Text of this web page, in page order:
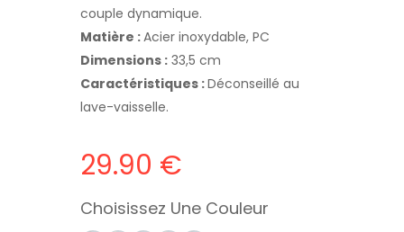
couple dynamique.
Matière :Acier inoxydable, PC
Dimensions : 33,5 cm
Caractéristiques :Déconseillé au
lave-vaisselle.
29.90 €
Choisissez Une Couleur